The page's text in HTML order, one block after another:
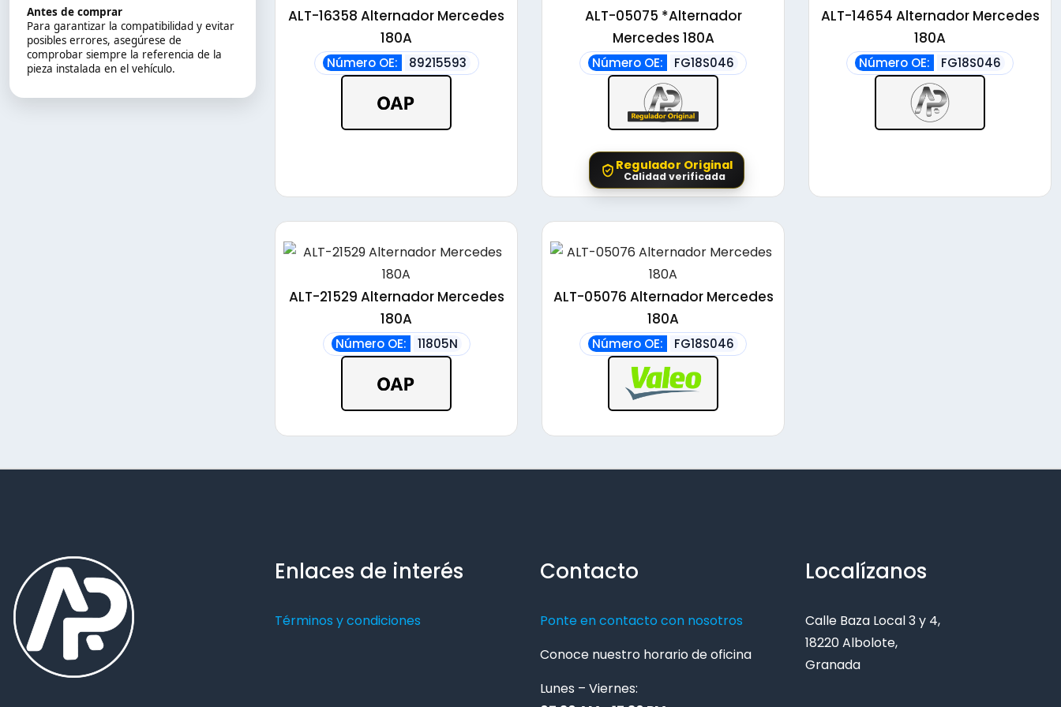
Antes de comprar
Para garantizar la compatibilidad y evitar
posibles errores, asegúrese de
comprobar siempre la referencia de la
pieza instalada en el vehículo.
alto
ALT-16358 Alternador Mercedes
180A
Número OE: 89215593
ALT-05075 *Alternador
Mercedes 180A
Número OE: FG18S046
Regulador Original
Calidad verificada
ALT-14654 Alternador Mercedes
180A
Número OE: FG18S046
ALT-21529 Alternador Mercedes
180A
Número OE: 11805N
ALT-05076 Alternador Mercedes
180A
Número OE: FG18S046
Enlaces de interés
Términos y condiciones
Contacto
Ponte en contacto con nosotros
Conoce nuestro horario de oficina
Lunes – Viernes:
Localízanos
Calle Baza Local 3 y 4,
18220 Albolote,
Granada